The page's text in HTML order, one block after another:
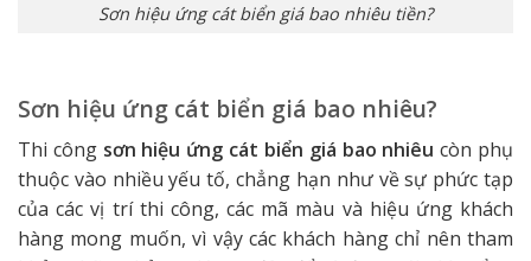
Sơn hiệu ứng cát biển giá bao nhiêu tiền?
Sơn hiệu ứng cát biển giá bao nhiêu?
Thi công sơn hiệu ứng cát biển giá bao nhiêucòn phụ
thuộc vào nhiều yếu tố, chẳng hạn như về sự phức tạp
của các vị trí thi công, các mã màu và hiệu ứng khách
hàng mong muốn, vì vậy các khách hàng chỉ nên tham